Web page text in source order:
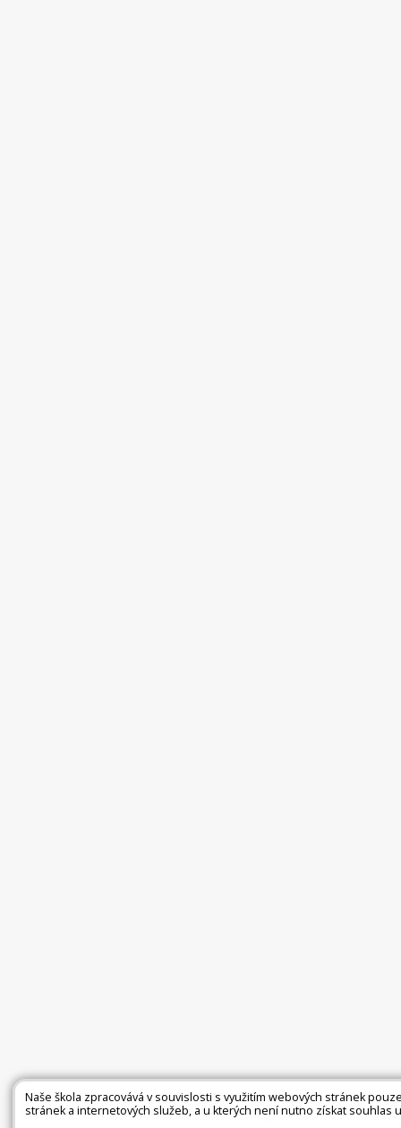
Naše škola zpracovává v souvislosti s využitím webových stránek
stránek a internetových služeb, a u kterých není nutno získat souhlas